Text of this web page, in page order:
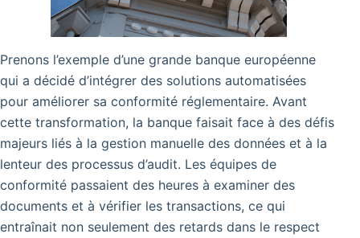
Prenons l’exemple d’une grande banque européenne
qui a décidé d’intégrer des solutions automatisées
pour améliorer sa conformité réglementaire. Avant
cette transformation, la banque faisait face à des défis
majeurs liés à la gestion manuelle des données et à la
lenteur des processus d’audit. Les équipes de
conformité passaient des heures à examiner des
documents et à vérifier les transactions, ce qui
entraînait non seulement des retards dans le respect